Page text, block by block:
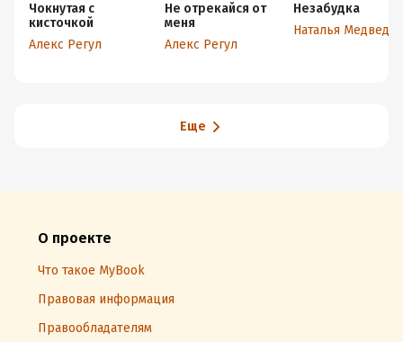
Чокнутая с
кисточкой
Алекс Регул
Не отрекайся от
меня
Алекс Регул
Незабудка
Еще
О проекте
Что такое MyBook
Правовая информация
Правообладателям